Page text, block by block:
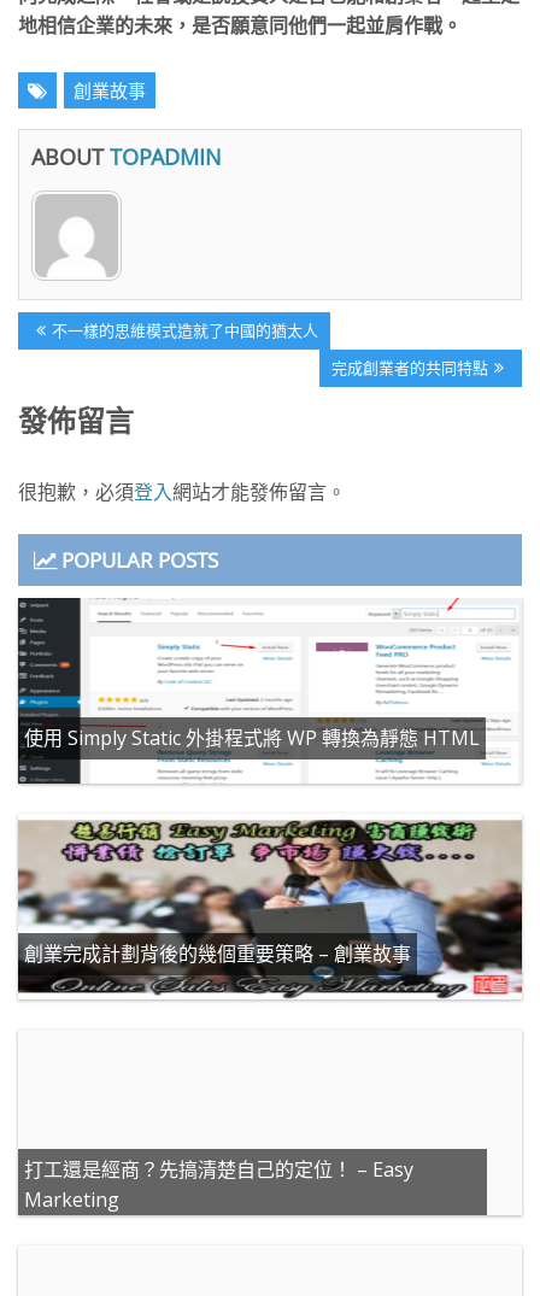
地相信企業的未來，是否願意同他們一起並肩作戰。
創業故事
ABOUT TOPADMIN
文
章
導
覽
Previous
Post:
不一樣的思維模式造就了中國的猶太人
Next
Post:
完成創業者的共同特點
發佈留言
很抱歉，必須登入網站才能發佈留言。
POPULAR POSTS
使用 Simply Static 外掛程式將 WP 轉換為靜態 HTML
創業完成計劃背後的幾個重要策略 – 創業故事
打工還是經商？先搞清楚自己的定位！ – Easy
Marketing